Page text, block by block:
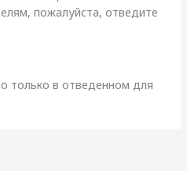
пожалуйста, отведите
только в отведенном для